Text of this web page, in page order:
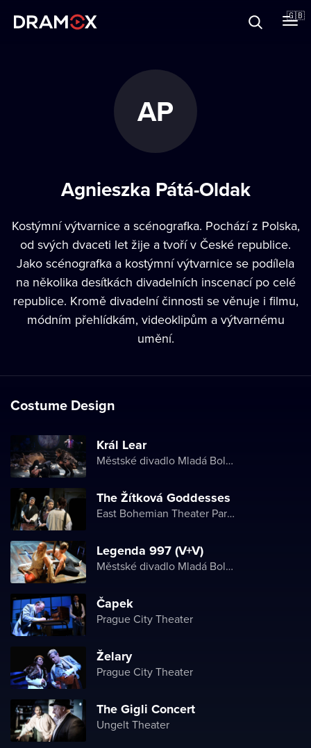
🇬🇧
AP
Agnieszka Pátá-Oldak
Kostýmní výtvarnice a scénografka. Pochází z Polska,
od svých dvaceti let žije a tvoří v České republice.
Jako scénografka a kostýmní výtvarnice se podílela
na několika desítkách divadelních inscenací po celé
republice. Kromě divadelní činnosti se věnuje i filmu,
módním přehlídkám, videoklipům a výtvarnému
umění.
Costume Design
Král Lear
Městské divadlo Mladá Boleslav
The Žítková Goddesses
East Bohemian Theater Pardubice
Legenda 997 (V+V)
Městské divadlo Mladá Boleslav
Čapek
Prague City Theater
Želary
Prague City Theater
The Gigli Concert
Ungelt Theater